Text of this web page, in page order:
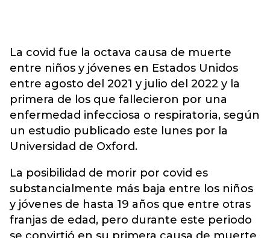
La covid fue la octava causa de muerte
entre niños y jóvenes en Estados Unidos
entre agosto del 2021 y julio del 2022 y la
primera de los que fallecieron por una
enfermedad infecciosa o respiratoria, según
un estudio publicado este lunes por la
Universidad de Oxford.
La posibilidad de morir por covid es
substancialmente más baja entre los niños
y jóvenes de hasta 19 años que entre otras
franjas de edad, pero durante este periodo